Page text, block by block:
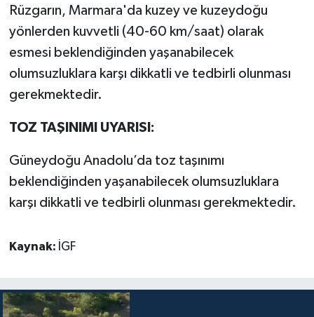
Rüzgarın, Marmara'da kuzey ve kuzeydoğu
yönlerden kuvvetli (40-60 km/saat) olarak
esmesi beklendiğinden yaşanabilecek
olumsuzluklara karşı dikkatli ve tedbirli olunması
gerekmektedir.
TOZ TAŞINIMI UYARISI:
Güneydoğu Anadolu’da toz taşınımı
beklendiğinden yaşanabilecek olumsuzluklara
karşı dikkatli ve tedbirli olunması gerekmektedir.
Kaynak: İGF